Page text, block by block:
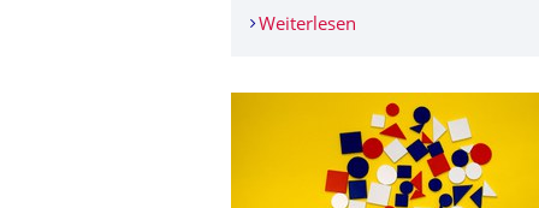
Weiterlesen